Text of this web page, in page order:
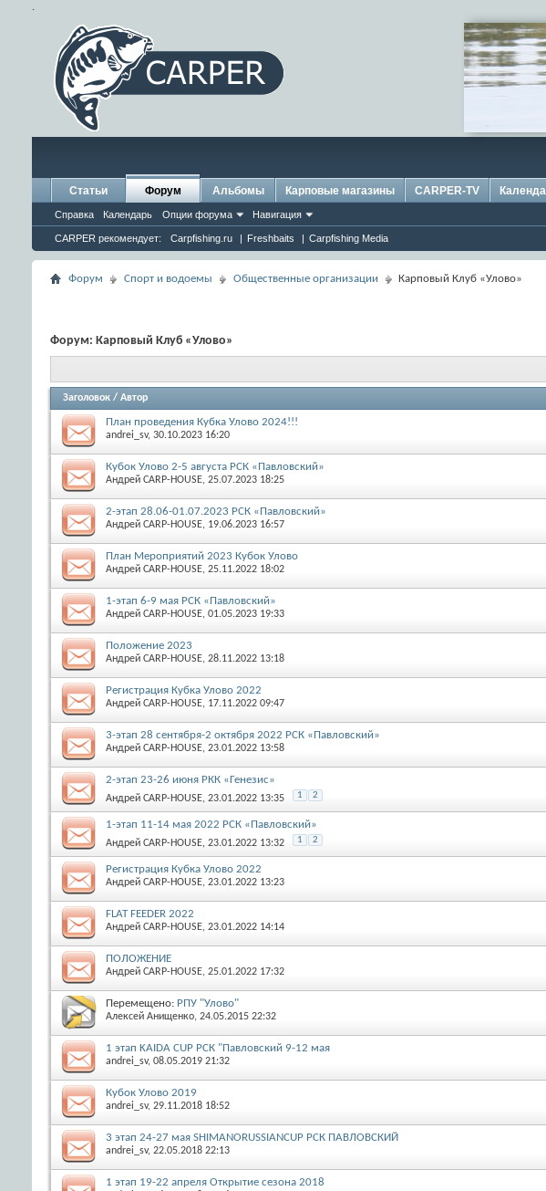
.
Статьи Форум
Справка Календарь Опции форума Навигация
CARPER рекомендует: Carpfishing.ru | Freshbaits | Carpfishing Media
Альбомы Карповые магазины CARPER-TV
Форум Спорт и водоемы Общественные организации Карповый Клуб «Улово»
Форум: Карповый Клуб «Улово»
Заголовок / Автор
План проведения Кубка Улово 2024!!!
andrei_sv, 30.10.2023 16:20
Кубок Улово 2-5 августа РСК «Павловский»
Андрей CARP-HOUSE, 25.07.2023 18:25
2-этап 28.06-01.07.2023 РСК «Павловский»
Андрей CARP-HOUSE, 19.06.2023 16:57
План Мероприятий 2023 Кубок Улово
Андрей CARP-HOUSE, 25.11.2022 18:02
1-этап 6-9 мая РСК «Павловский»
Андрей CARP-HOUSE, 01.05.2023 19:33
Положение 2023
Андрей CARP-HOUSE, 28.11.2022 13:18
Регистрация Кубка Улово 2022
Андрей CARP-HOUSE, 17.11.2022 09:47
3-этап 28 сентября-2 октября 2022 РСК «Павловский»
Андрей CARP-HOUSE, 23.01.2022 13:58
2-этап 23-26 июня РКК «Генезис»
Андрей CARP-HOUSE, 23.01.2022 13:35 1 2
1-этап 11-14 мая 2022 РСК «Павловский»
Андрей CARP-HOUSE, 23.01.2022 13:32 1 2
Регистрация Кубка Улово 2022
Андрей CARP-HOUSE, 23.01.2022 13:23
FLAT FEEDER 2022
Андрей CARP-HOUSE, 23.01.2022 14:14
ПОЛОЖЕНИЕ
Андрей CARP-HOUSE, 25.01.2022 17:32
Перемещено: РПУ "Улово"
Алексей Анищенко, 24.05.2015 22:32
1 этап KAIDA CUP РСК "Павловский 9-12 мая
andrei_sv, 08.05.2019 21:32
Кубок Улово 2019
andrei_sv, 29.11.2018 18:52
3 этап 24-27 мая SHIMANORUSSIANСUP РСК ПАВЛОВСКИЙ
andrei_sv, 22.05.2018 22:13
1 этап 19-22 апреля Открытие сезона 2018